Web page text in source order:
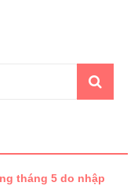
tháng 5 do nhập